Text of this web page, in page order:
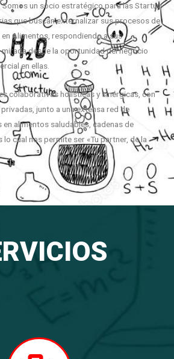
. Somos un socio estratégico para las Startup
que buscan externalizar sus procesos de
Alimentos, respondiendo a sus
desde la oportunidad del negocio
en ellas.
colaborativas holísticas y sinérgicas, con
junto a una extensa red de
alimentos saludables, cadenas de
cual nos permite ser «Tu partner, de la